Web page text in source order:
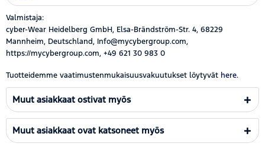
Valmistaja:
cyber-Wear Heidelberg GmbH, Elsa-Brändström-Str. 4, 68229
Mannheim, Deutschland, Info@mycybergroup.com,
https://mycybergroup.com, +49 621 30 983 0
Tuotteidemme vaatimustenmukaisuusvakuutukset löytyvät here.
Muut asiakkaat ostivat myös
Muut asiakkaat ovat katsoneet myös